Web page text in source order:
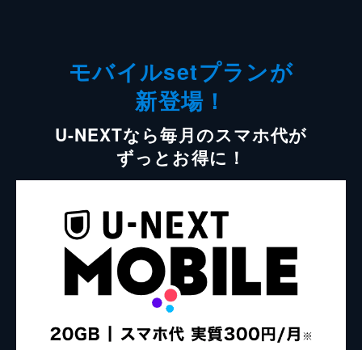
モバイルsetプランが
新登場！
U-NEXTなら毎月のスマホ代が
ずっとお得に！